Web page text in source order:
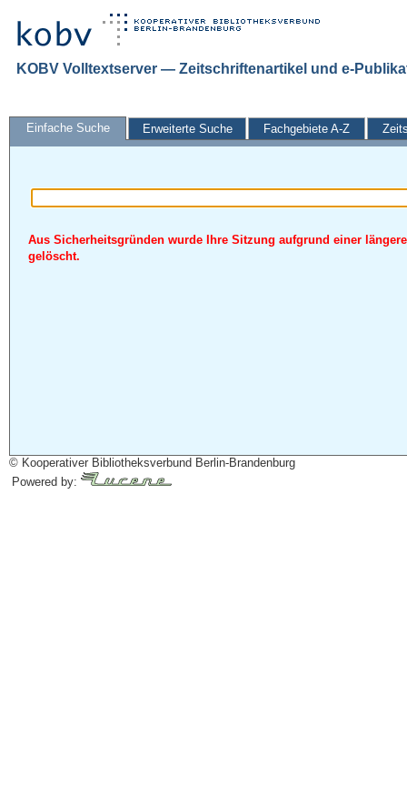
KOBV Volltextserver — Zeitschriftenartikel und e-
Einfache Suche Erweiterte Suche Fachgebiete A-Z
Aus Sicherheitsgründen wurde Ihre Sitzung aufgrund einer
gelöscht.
© Kooperativer Bibliotheksverbund Berlin-Brandenburg
Powered by: